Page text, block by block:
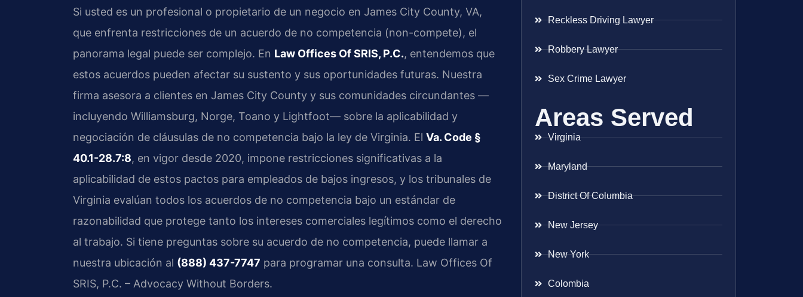
Si usted es un profesional o propietario de un negocio en James City County, VA,
que enfrenta restricciones de un acuerdo de no competencia (non-compete), el
panorama legal puede ser complejo. En Law Offices Of SRIS, P.C., entendemos que
estos acuerdos pueden afectar su sustento y sus oportunidades futuras. Nuestra
firma asesora a clientes en James City County y sus comunidades circundantes —
incluyendo Williamsburg, Norge, Toano y Lightfoot— sobre la aplicabilidad y
negociación de cláusulas de no competencia bajo la ley de Virginia. El Va. Code §
40.1-28.7:8, en vigor desde 2020, impone restricciones significativas a la
aplicabilidad de estos pactos para empleados de bajos ingresos, y los tribunales de
Virginia evalúan todos los acuerdos de no competencia bajo un estándar de
razonabilidad que protege tanto los intereses comerciales legítimos como el derecho
al trabajo. Si tiene preguntas sobre su acuerdo de no competencia, puede llamar a
nuestra ubicación al (888) 437-7747 para programar una consulta. Law Offices Of
SRIS, P.C. – Advocacy Without Borders.
Reckless Driving Lawyer
Robbery Lawyer
Sex Crime Lawyer
Areas Served
Virginia
Maryland
District Of Columbia
New Jersey
New York
Colombia